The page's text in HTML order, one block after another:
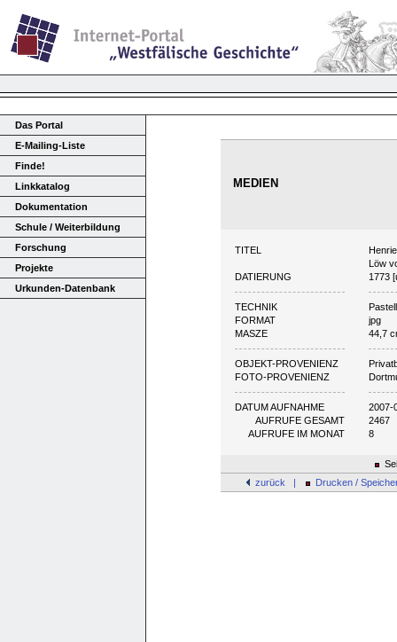
Das Portal
E-Mailing-Liste
Finde!
Linkkatalog
Dokumentation
Schule / Weiterbildung
Forschung
Projekte
Urkunden-Datenbank
MEDIEN
TITEL
Löw
DATIERUNG
1773
TECHNIK
Pastell
FORMAT
jpg
MASZE
44,7
OBJEKT-PROVENIENZ
FOTO-PROVENIENZ
DATUM AUFNAHME
2007-
AUFRUFE GESAMT
2467
AUFRUFE IM MONAT
8
zurück |
Drucken /